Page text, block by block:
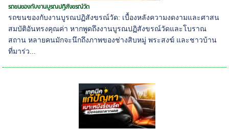
รถขนของกับงานบูรณปฏิสังขรณ์วัด
รถขนของกับงานบูรณปฏิสังขรณ์วัด: เบื้องหลังความงดงามและศาสน
สมบัติอันทรงคุณค่า หากพูดถึงงานบูรณปฏิสังขรณ์วัดและโบราณ
สถาน หลายคนมักจะนึกถึงภาพของช่างสิบหมู่ พระสงฆ์ และชาวบ้าน
ที่มาร่ว...